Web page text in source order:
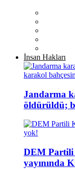
İnsan Hakları
Jandarma
öldürüldü;
DEM Partili
yayınında